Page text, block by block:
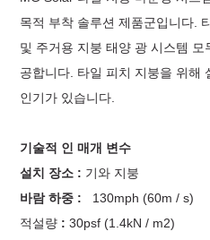
목적 부착 솔루션 제품군입니다.
및 주거용 지붕 태양 광 시스템
공합니다. 타일 ​​피치 지붕을 위해
인기가 있습니다.
기술적 인 매개 변수
설치 장소 : 기와 지붕
바람 하중 :
130mph (60m / s)
적설량 : 30psf (1.4kN / m2)